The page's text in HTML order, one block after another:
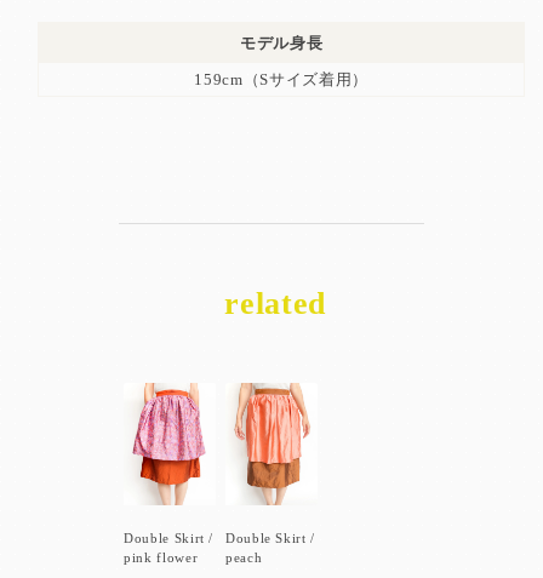
モデル身長
159cm（Sサイズ着用）
related
Double Skirt /
pink flower
Double Skirt /
peach